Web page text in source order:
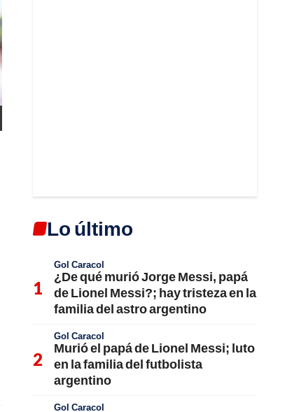
Lo último
Gol Caracol
¿De qué murió Jorge Messi, papá
de Lionel Messi?; hay tristeza en la
familia del astro argentino
Gol Caracol
Murió el papá de Lionel Messi; luto
en la familia del futbolista
argentino
Gol Caracol